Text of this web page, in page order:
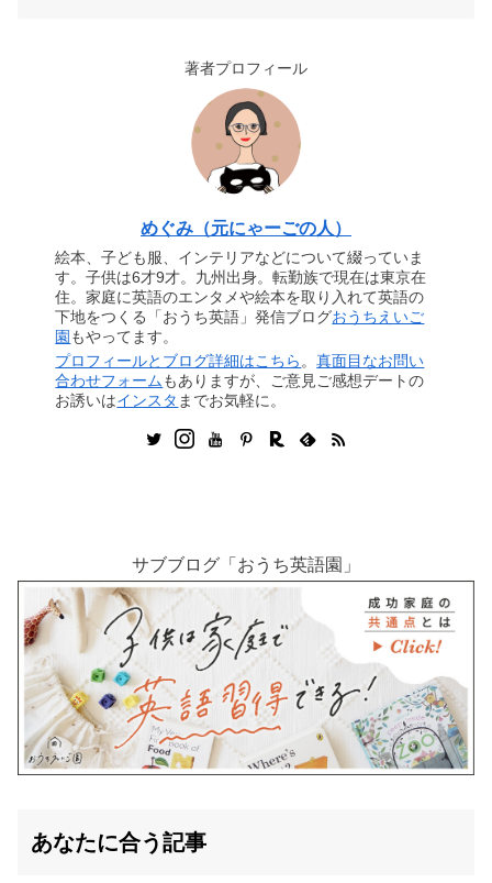
著者プロフィール
めぐみ（元にゃーごの人）
絵本、子ども服、インテリアなどについて綴っていま
す。子供は6才9才。九州出身。転勤族で現在は東京在
住。家庭に英語のエンタメや絵本を取り入れて英語の
下地をつくる「おうち英語」発信ブログおうちえいご
園 もやってます。
プロフィールとブログ詳細はこちら 。真面目なお問い
合わせフォームもありますが、ご意見ご感想デートの
お誘いはインスタ までお気軽に。
サブブログ「おうち英語園」
あなたに合う記事